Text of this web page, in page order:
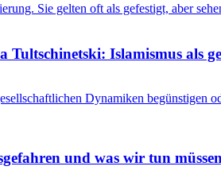
Sie gelten oft als gefestigt, aber
Islamismus als
Dynamiken begünstigen
und was wir tun